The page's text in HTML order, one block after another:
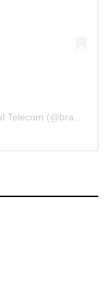
Um post compartilhado por Brasil Digital Telecom (@brasildigitaltelecom)